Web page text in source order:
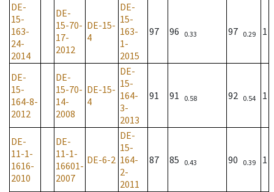
DE-
15-
163-
24-
2014
DE-
15-70-
17-
2012
DE-15-
4
DE-
15-
163-
1-
2015
97 96 0.33 97 0.29 1
DE-
15-
164-8-
2012
DE-
15-70-
14-
2008
DE-15-
4
DE-
15-
164-
3-
2013
91 91 0.58 92 0.54 1
DE-
11-1-
1616-
2010
DE-
11-1-
16601-
2007
DE-6-2
DE-
15-
164-
2-
2011
87 85 0.43 90 0.39 1